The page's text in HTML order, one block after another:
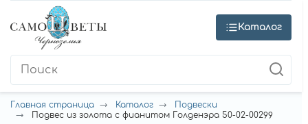
Каталог
Главная страница Каталог
Подвески
Подвес из золота с фианитом Голденэра 50-02-00299